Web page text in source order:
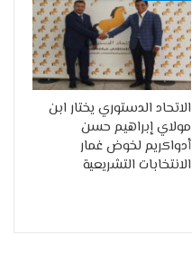
الاتحاد الدستوري يختار ابن
مولاي إبراهيم حسن
أدواكريم لخوض غمار
الانتخابات التشريعية